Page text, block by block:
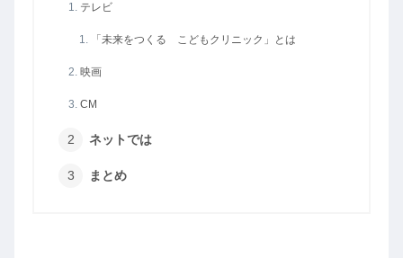
テレビ
「未来をつくる こどもクリニック」とは
映画
CM
ネットでは
まとめ